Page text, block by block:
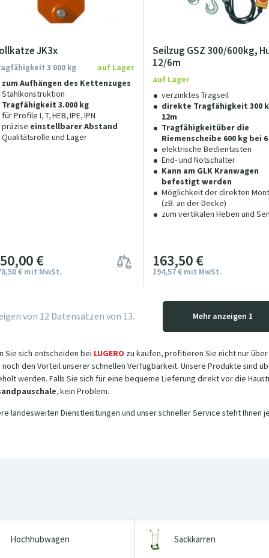
JK3x
3 000 kg
zum Aufhängen des Kettenzuges
Stahlkonstruktion
Tragfähigkeit 3.000 kg
für Profile I, T, HEB, IPE, IPN
präzise einstellbarer Abstand
Qualitätsrolle und Lager
auf Lager
00€
50€ mit MwSt.
Seilzug GSZ 300/600kg,
12/6m
verzinktes Tragseil
direkte Tragfähigkeit 300
12m
Tragfähigkeitüber die
Riemenscheibe 600 kg bei 6
elektrische Bedientasten
End- und Notschalter
Kann am GLK Kranwagen
befestigt werden
Möglichkeit der direkten
(zB. an der Decke)
zum vertikalen Heben und
auf Lager
163 50€
194 57€ mit MwSt.
von 12Datensätzen von 13. Mehr anzeigen 1
Sie sich entscheiden bei LUGERO zu kaufen, profitieren Sie nicht nur über
noch den Vorteil unserer schnellen Verfügbarkeit. Unsere Produkte sind
werden. Falls Sie sich für eine bequeme Lieferung direkt vor die
, kein Problem.
landesweiten Dienstleistungen und unser schneller Service steht Ihnen
Hochhubwagen Sackkarren